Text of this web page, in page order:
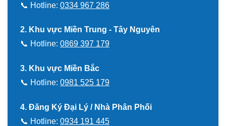
📞 Hotline: 0334 967 286
2. Khu vực Miền Trung - Tây Nguyên
📞 Hotline: 0869 397 179
3. Khu vực Miền Bắc
📞 Hotline: 0981 525 179
4. Đăng Ký Đại Lý / Nhà Phân Phối
📞 Hotline: 0934 191 445